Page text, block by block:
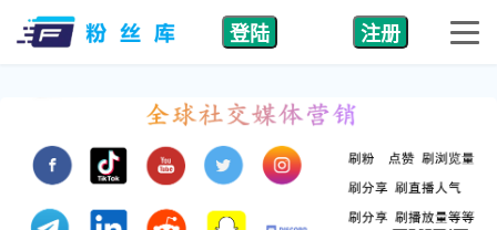
登陆 注册